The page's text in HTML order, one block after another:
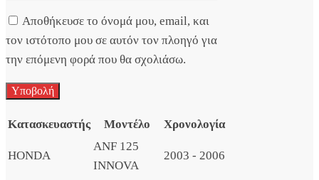
Αποθήκευσε το όνομά μου, email, και
τον ιστότοπο μου σε αυτόν τον πλοηγό για
την επόμενη φορά που θα σχολιάσω.
Κατασκευαστής Μοντέλο Χρονολογία
HONDA
ANF 125
INNOVA
2003 - 2006